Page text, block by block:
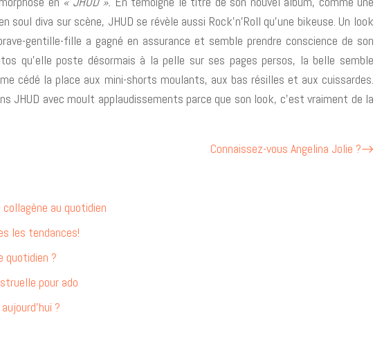
diva sur scène, JHUD se révèle aussi Rock’n’Roll qu’une bikeuse. Un look
gentille-fille a gagné en assurance et semble prendre conscience de son
qu’elle poste désormais à la pelle sur ses pages persos, la belle semble
cédé la place aux mini-shorts moulants, aux bas résilles et aux cuissardes.
JHUD avec moult applaudissements parce que son look, c’est vraiment de la
Connaissez-vous Angelina Jolie ?
au quotidien
les tendances!
quotidien ?
pour ado
?